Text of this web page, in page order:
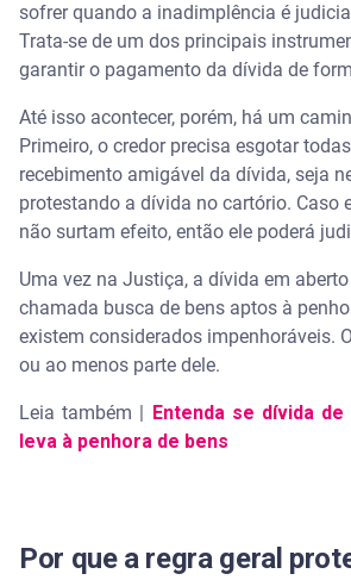
sofrer quando a inadimplência é
Trata-se de um dos principais
garantir o pagamento da dívida de
Até isso acontecer, porém, há um
Primeiro, o credor precisa esgotar
recebimento amigável da dívida, seja
protestando a dívida no cartório. Caso
não surtam efeito, então ele poderá
Uma vez na Justiça, a dívida em
chamada busca de bens aptos à
existem considerados impenhoráveis.
ou ao menos parte dele.
Leia também |
Entenda se dívida
leva à penhora de bens
Por que a regra geral